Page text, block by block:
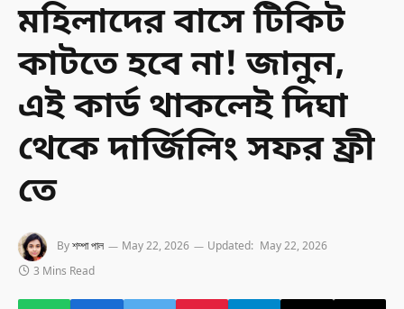
মহিলাদের বাসে টিকিট
কাটতে হবে না! জানুন,
এই কার্ড থাকলেই দিঘা
থেকে দার্জিলিং সফর ফ্রী
তে
Byশম্পা পাল May 22, 2026 Updated: May 22, 2026
3 Mins Read